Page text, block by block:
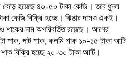
বেড়ে হয়েছে ৪০-৫০ টাকা কেজি। তবে ধুন্দল
কেজি বিক্রি হচ্ছে। ঝিঙার দামও একই।
শাকের দাম অপরিবর্তিত রয়েছে। আগের
শাক, পাট শাক, কলমি শাক ১০-১৫ টাকা আটি
বিক্রি হচ্ছে ২০-৩০ টাকা আটি।